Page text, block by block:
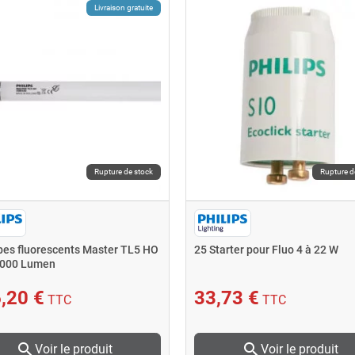
Livraison gratuite
Rupture de stock
fluorescents Master TL5 HO
Lumen
€ TTC
searchVoir le produit
Rupture
25 Starter pour Fluo 4 à 22 W
33,73 € TTC
searchVoir le produit